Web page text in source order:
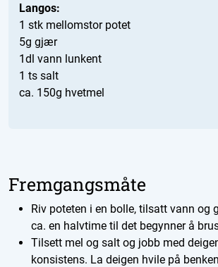
Langos:
1 stk mellomstor potet
5g gjær
1dl vann lunkent
1 ts salt
ca. 150g hvetmel
Fremgangsmåte
Riv poteten i en bolle, tilsatt vann og
ca. en halvtime til det begynner å
Tilsett mel og salt og jobb med
konsistens. La deigen hvile på